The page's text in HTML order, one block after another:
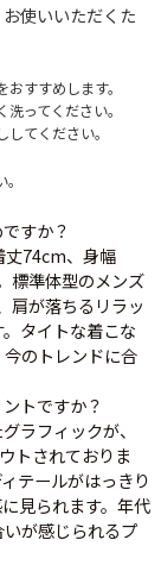
使いいただくた
すすめします。
ってください。
てください。
すか？
丈74cm、身幅
標準体型のメンズ
肩が落ちるリラッ
タイトな着こな
のトレンドに合
トですか？
ラフィックが、
トされておりま
テールがはっきり
見られます。年代
が感じられるプ